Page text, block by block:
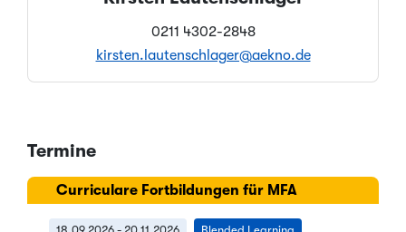
0211 4302-2848
kirsten.lautenschlager@aekno.de
Termine
Curriculare Fortbildungen für MFA
Lädt...